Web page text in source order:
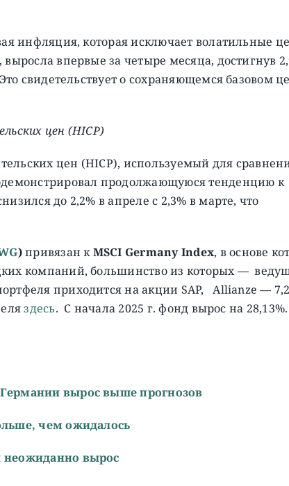
инфляция, которая исключает волатильные
впервые за четыре месяца, достигнув
свидетельствует о сохраняющемся базовом
цен (HICP)
цен (HICP), используемый для
продолжающуюся тенденцию к
до 2,2% в апреле с 2,3% в марте, что
)привязан кMSCI Germany Index, в основе
компаний, большинство из которых —
приходится на акции SAP, Allianze —
здесь. C начала 2025 г. фонд вырос на
вырос выше прогнозов
чем ожидалось
неожиданно вырос